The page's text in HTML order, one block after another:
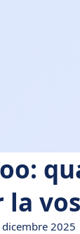
dicembre 2025